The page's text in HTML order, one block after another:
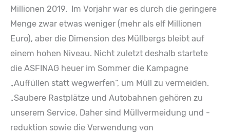
Millionen 2019. Im Vorjahr war es durch die geringere
Menge zwar etwas weniger (mehr als elf Millionen
Euro), aber die Dimension des Müllbergs bleibt auf
einem hohen Niveau. Nicht zuletzt deshalb startete
die ASFINAG heuer im Sommer die Kampagne
„Auffüllen statt wegwerfen“, um Müll zu vermeiden.
„Saubere Rastplätze und Autobahnen gehören zu
unserem Service. Daher sind Müllvermeidung und -
reduktion sowie die Verwendung von